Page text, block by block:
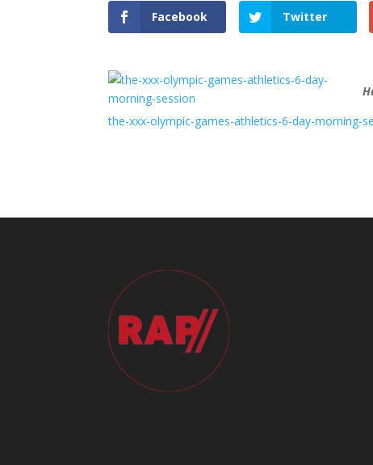
Facebook Twitter
the-xxx-olympic-games-athletics-6-day-morning-